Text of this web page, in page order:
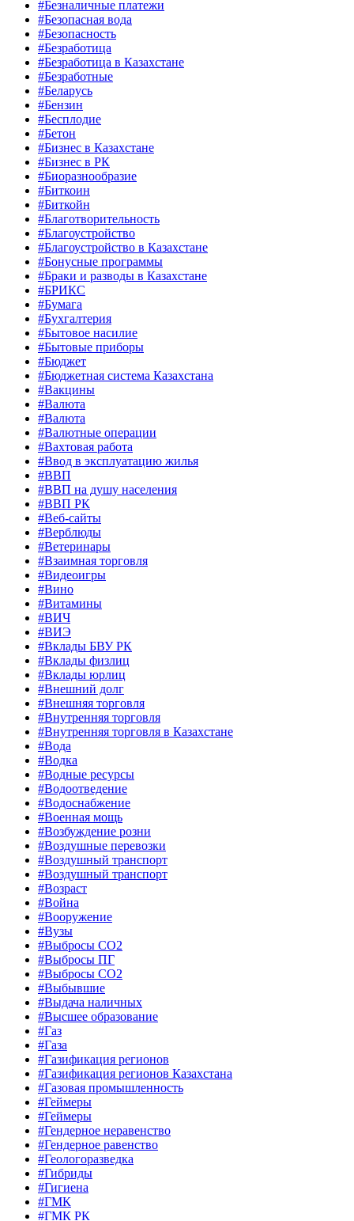
#Безналичные платежи
#Безопасная вода
#Безопасность
#Безработица
#Безработица в Казахстане
#Безработные
#Беларусь
#Бензин
#Бесплодие
#Бетон
#Бизнес в Казахстане
#Бизнес в РК
#Биоразнообразие
#Биткоин
#Биткойн
#Благотворительность
#Благоустройство
#Благоустройство в Казахстане
#Бонусные программы
#Браки и разводы в Казахстане
#БРИКС
#Бумага
#Бухгалтерия
#Бытовое насилие
#Бытовые приборы
#Бюджет
#Бюджетная система Казахстана
#Вакцины
#Валюта
#Валюта
#Валютные операции
#Вахтовая работа
#Ввод в эксплуатацию жилья
#ВВП
#ВВП на душу населения
#ВВП РК
#Веб-сайты
#Верблюды
#Ветеринары
#Взаимная торговля
#Видеоигры
#Вино
#Витамины
#ВИЧ
#ВИЭ
#Вклады БВУ РК
#Вклады физлиц
#Вклады юрлиц
#Внешний долг
#Внешняя торговля
#Внутренняя торговля
#Внутренняя торговля в Казахстане
#Вода
#Водка
#Водные ресурсы
#Водоотведение
#Водоснабжение
#Военная мощь
#Возбуждение розни
#Воздушные перевозки
#Воздушный транспорт
#Воздушный транспорт
#Возраст
#Война
#Вооружение
#Вузы
#Выбросы CO2
#Выбросы ПГ
#Выбросы СО2
#Выбывшие
#Выдача наличных
#Высшее образование
#Газ
#Газа
#Газификация регионов
#Газификация регионов Казахстана
#Газовая промышленность
#Геймеры
#Геймеры
#Гендерное неравенство
#Гендерное равенство
#Геологоразведка
#Гибриды
#Гигиена
#ГМК
#ГМК РК